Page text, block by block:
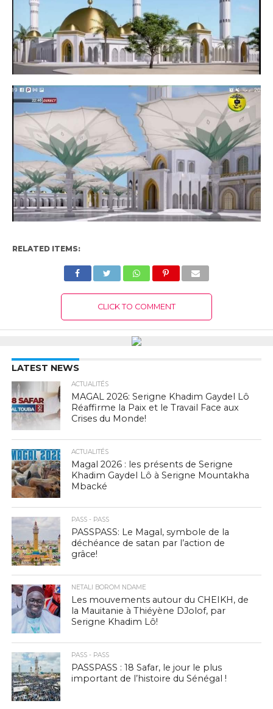
RELATED ITEMS:
CLICK TO COMMENT
LATEST NEWS
ACTUALITÉS
MAGAL 2026: Serigne Khadim Gaydel Lô
Réaffirme la Paix et le Travail Face aux
Crises du Monde!
ACTUALITÉS
Magal 2026 : les présents de Serigne
Khadim Gaydel Lô à Serigne Mountakha
Mbacké
PASS - PASS
PASSPASS: Le Magal, symbole de la
déchéance de satan par l’action de
grâce!
NETALI BOROM NDAME
Les mouvements autour du CHEIKH, de
la Mauitanie à Thiéyène DJolof, par
Serigne Khadim Lô!
PASS - PASS
PASSPASS : 18 Safar, le jour le plus
important de l’histoire du Sénégal !